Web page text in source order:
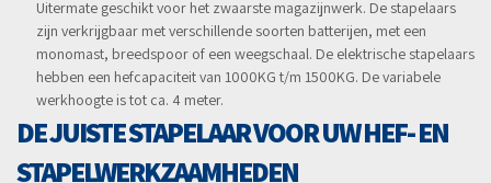
Uitermate geschikt voor het zwaarste magazijnwerk. De stapelaars
zijn verkrijgbaar met verschillende soorten batterijen, met een
monomast, breedspoor of een weegschaal. De elektrische stapelaars
hebben een hefcapaciteit van 1000KG t/m 1500KG. De variabele
werkhoogte is tot ca. 4 meter.
DE JUISTE STAPELAAR VOOR UW HEF- EN
STAPELWERKZAAMHEDEN